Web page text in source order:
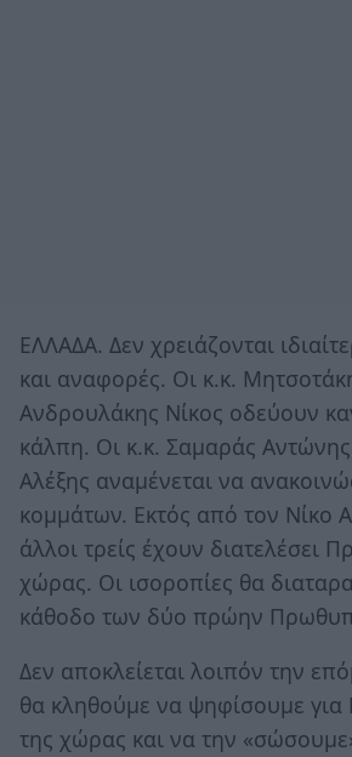
ΕΛΛΑΔΑ. Δεν χρειάζονται
και αναφορές. Οι κ.κ.
Ανδρουλάκης Νίκος οδεύουν
κάλπη. Οι κ.κ. Σαμαράς Αντώνης
Αλέξης αναμένεται να
κομμάτων. Εκτός από τον Νίκο
άλλοι τρείς έχουν διατελέσει
χώρας. Οι ισοροπίες θα
κάθοδο των δύο πρώην
Δεν αποκλείεται λοιπόν την
θα κληθούμε να ψηφίσουμε
της χώρας και να την